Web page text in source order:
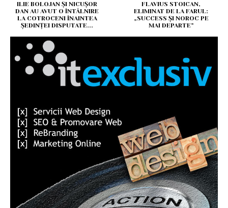
ILIE BOLOJAN ȘI NICUȘOR
DAN AU AVUT O ÎNTÂLNIRE
LA COTROCENI ÎNAINTEA
ȘEDINȚEI DISPUTATE...
FLAVIUS STOICAN,
ELIMINAT DE LA FARUL:
„SUCCESS ȘI NOROC PE
MAI DEPARTE”